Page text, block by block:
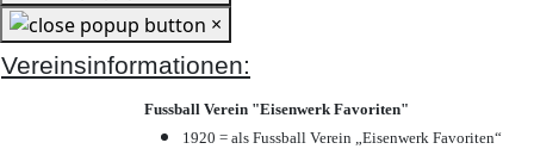
×
Vereinsinformationen:
Fussball Verein "Eisenwerk Favoriten"
1920 = als Fussball Verein „Eisenwerk Favoriten“